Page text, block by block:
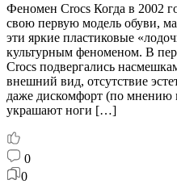
Феномен Crocs Когда в 2002
свою первую модель обуви,
эти яркие пластиковые
культурным феноменом. В
Crocs подвергались
внешний вид, отсутствие
даже дискомфорт (по мнению
украшают ноги […]
0
0